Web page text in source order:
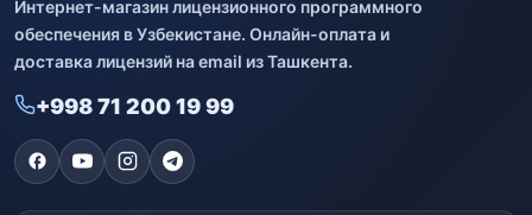
Интернет-магазин лицензионного программного
обеспечения в Узбекистане. Онлайн-оплата и
доставка лицензий на email из Ташкента.
+998 71 200 19 99